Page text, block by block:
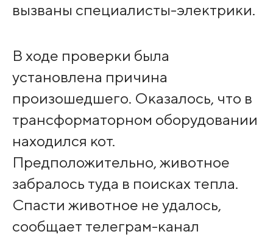
вызваны специалисты-электрики.
В ходе проверки была
установлена причина
произошедшего. Оказалось, что в
трансформаторном оборудовании
находился кот.
Предположительно, животное
забралось туда в поисках тепла.
Спасти животное не удалось,
сообщает телеграм-канал